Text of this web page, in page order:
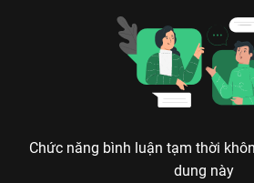
Chức năng bình luận tạm thời
dung này